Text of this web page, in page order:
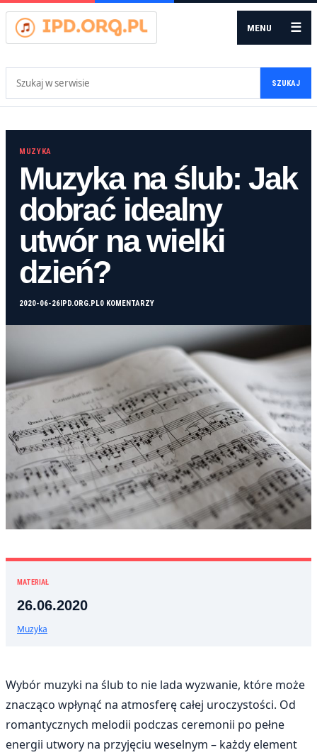
MENU ☰
SZUKAJ
MUZYKA
Muzyka na ślub: Jak
dobrać idealny
utwór na wielki
dzień?
2020-06-26 IPD.ORG.PL0 KOMENTARZY
MATERIAŁ
26.06.2020
Muzyka
Wybór muzyki na ślub to nie lada wyzwanie, które może
znacząco wpłynąć na atmosferę całej uroczystości. Od
romantycznych melodii podczas ceremonii po pełne
energii utwory na przyjęciu weselnym – każdy element